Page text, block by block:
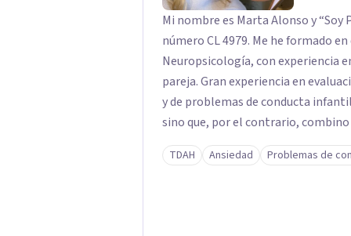
Mi nombre es Marta Alonso y
número CL 4979. Me he formado en el modelo cognitivo-conductual y en
Neuropsicología, con experiencia
pareja. Gran experiencia en
y de problemas de conducta infantil. No me circunscribo a un método
sino que, por el contrario,
tratamiento de acuerdo a las
TDAH Ansiedad Problemas de